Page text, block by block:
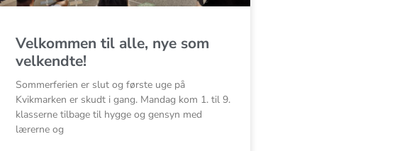
Velkommen til alle, nye som
velkendte!
Sommerferien er slut og første uge på
Kvikmarken er skudt i gang. Mandag kom 1. til 9.
klasserne tilbage til hygge og gensyn med
lærerne og